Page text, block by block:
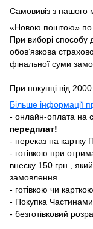
Самовивіз з нашого
«Новою поштою» по
При виборі
обовʼязкова
фінальної суми
При покупці від
Більше інформації
- онлайн-оплата на
передплат!
- переказ на картку
- готівкою при
внеску 150 грн.,
замовлення.
- готівкою чи
- Покупка
- безготівковий